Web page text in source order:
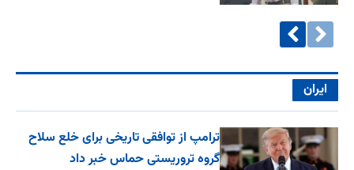
ایران
ترامپ از توافقی تاریخی برای خلع ‌سلاح
گروه تروریستی حماس خبر داد